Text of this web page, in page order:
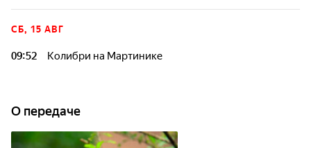
СБ, 15 АВГ
09:52 Колибри на Мартинике
О передаче